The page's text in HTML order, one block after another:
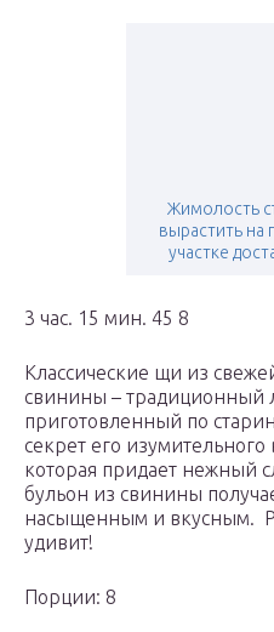
Жимолость
вырастить на
участке
3 час. 15 мин. 45 8
Классические щи из
свинины – традиционный
приготовленный по
секрет его изумительного
которая придает нежный
бульон из свинины
насыщенным и вкусным.
удивит!
Порции: 8